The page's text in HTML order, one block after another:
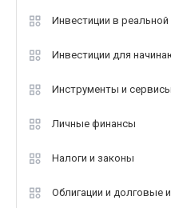
Инвестиции в реальной
Инвестиции для
Инструменты и сервисы
Личные финансы
Налоги и законы
Облигации и долговые